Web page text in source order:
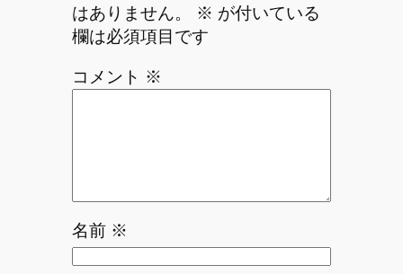
はありません。
※ が付いている
欄は必須項目です
コメント ※
名前 ※